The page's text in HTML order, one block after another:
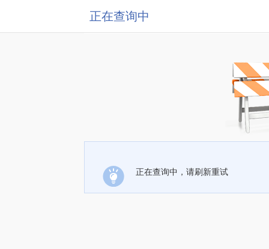
正在查询中
正在查询中，请刷新重试